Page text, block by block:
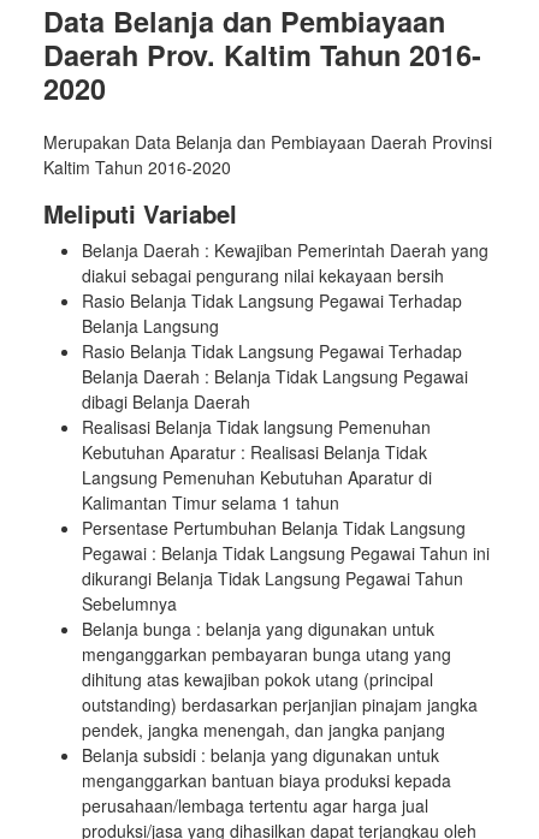
Data Belanja dan Pembiayaan
Daerah Prov. Kaltim Tahun 2016-
2020
Merupakan Data Belanja dan Pembiayaan Daerah Provinsi
Kaltim Tahun 2016-2020
Meliputi Variabel
Belanja Daerah : Kewajiban Pemerintah Daerah yang
diakui sebagai pengurang nilai kekayaan bersih
Rasio Belanja Tidak Langsung Pegawai Terhadap
Belanja Langsung
Rasio Belanja Tidak Langsung Pegawai Terhadap
Belanja Daerah : Belanja Tidak Langsung Pegawai
dibagi Belanja Daerah
Realisasi Belanja Tidak langsung Pemenuhan
Kebutuhan Aparatur : Realisasi Belanja Tidak
Langsung Pemenuhan Kebutuhan Aparatur di
Kalimantan Timur selama 1 tahun
Persentase Pertumbuhan Belanja Tidak Langsung
Pegawai : Belanja Tidak Langsung Pegawai Tahun ini
dikurangi Belanja Tidak Langsung Pegawai Tahun
Sebelumnya
Belanja bunga : belanja yang digunakan untuk
menganggarkan pembayaran bunga utang yang
dihitung atas kewajiban pokok utang (principal
outstanding) berdasarkan perjanjian pinajam jangka
pendek, jangka menengah, dan jangka panjang
Belanja subsidi : belanja yang digunakan untuk
menganggarkan bantuan biaya produksi kepada
perusahaan/lembaga tertentu agar harga jual
produksi/jasa yang dihasilkan dapat terjangkau oleh